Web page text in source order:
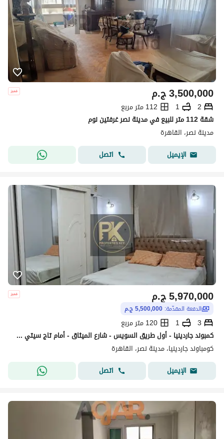
ج.م3,500,000
2
1
112 متر مربع
شقة 112 متر للبيع في مدينة نصر غرفتين نوم
مدينة نصر، القاهرة
الإيميل
اتصل
ج.م5,970,000
الدفعة المقدّمة: 5,500,000 ج.م
3
1
120 متر مربع
كمبوند جاردينيا - أول طريق السويس - شارع الميثاق - أمام تاج سيتي Nasr City
كومباوند جاردينيا، مدينة نصر، القاهرة
الإيميل
اتصل